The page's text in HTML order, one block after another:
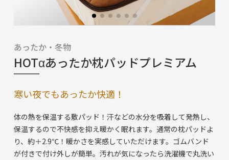
あったか・冬物
HOTαあったか枕パッドプレミアム
寒い夜でもあったか快適！
体の熱を保温する敷パッド！汗などの水分を吸着して発熱し、
保温するので不快感を抑え暖かく眠れます。通常の枕パッドよ
り、約＋2.9℃！暖かさを実感していただけます。ゴムバンド
が付きで付け外しが簡単。汚れが気になったら洗濯機で丸洗い